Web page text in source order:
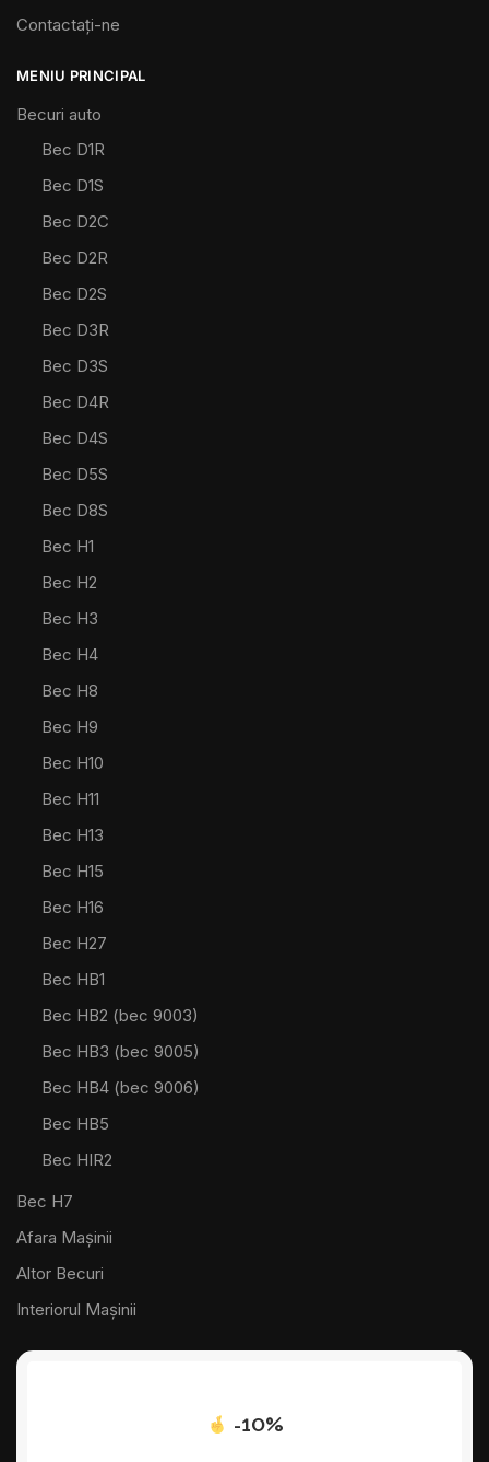
Contactaţi-ne
MENIU PRINCIPAL
Becuri auto
Bec D1R
Bec D1S
Bec D2C
Bec D2R
Bec D2S
Bec D3R
Bec D3S
Bec D4R
Bec D4S
Bec D5S
Bec D8S
Bec H1
Bec H2
Bec H3
Bec H4
Bec H8
Bec H9
Bec H10
Bec H11
Bec H13
Bec H15
Bec H16
Bec H27
Bec HB1
Bec HB2 (bec 9003)
Bec HB3 (bec 9005)
Bec HB4 (bec 9006)
Bec HB5
Bec HIR2
Bec H7
Afara Mașinii
Altor Becuri
Interiorul Mașinii
-10%